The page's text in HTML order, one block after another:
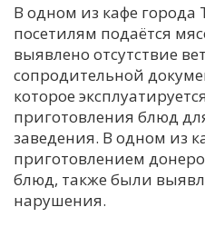
В одном из кафе города
посетилям подаётся
выявлено отсутствие
сопродительной
которое
приготовления блюд
заведения. В одном из
приготовлением
блюд, также были
нарушения.